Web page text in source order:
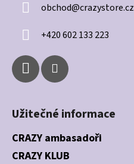
obchod@crazystore.cz
+420 602 133 223
Užitečné informace
CRAZY ambasadoři
CRAZY KLUB